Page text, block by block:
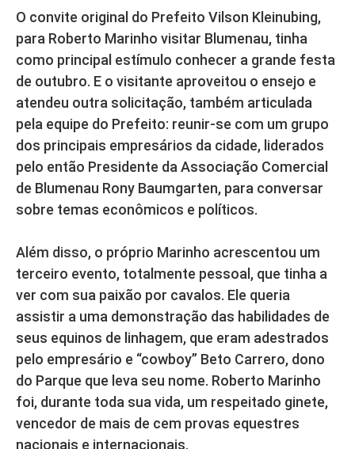
O convite original do Prefeito Vilson Kleinubing,
para Roberto Marinho visitar Blumenau, tinha
como principal estímulo conhecer a grande festa
de outubro. E o visitante aproveitou o ensejo e
atendeu outra solicitação, também articulada
pela equipe do Prefeito: reunir-se com um grupo
dos principais empresários da cidade, liderados
pelo então Presidente da Associação Comercial
de Blumenau Rony Baumgarten, para conversar
sobre temas econômicos e políticos.
Além disso, o próprio Marinho acrescentou um
terceiro evento, totalmente pessoal, que tinha a
ver com sua paixão por cavalos. Ele queria
assistir a uma demonstração das habilidades de
seus equinos de linhagem, que eram adestrados
pelo empresário e “cowboy” Beto Carrero, dono
do Parque que leva seu nome. Roberto Marinho
foi, durante toda sua vida, um respeitado ginete,
vencedor de mais de cem provas equestres
nacionais e internacionais.